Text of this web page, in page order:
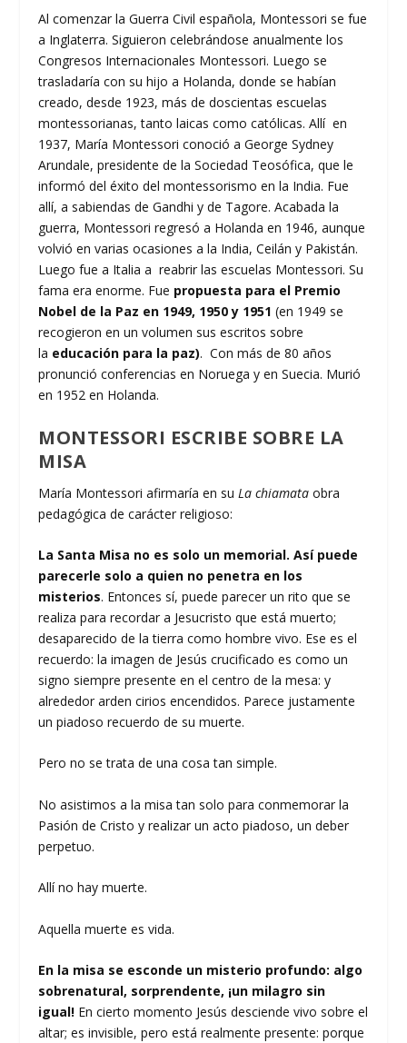
Al comenzar la Guerra Civil española, Montessori se fue
a Inglaterra. Siguieron celebrándose anualmente los
Congresos Internacionales Montessori. Luego se
trasladaría con su hijo a Holanda, donde se habían
creado, desde 1923, más de doscientas escuelas
montessorianas, tanto laicas como católicas. Allí en
1937, María Montessori conoció a George Sydney
Arundale, presidente de la Sociedad Teosófica, que le
informó del éxito del montessorismo en la India. Fue
allí, a sabiendas de Gandhi y de Tagore. Acabada la
guerra, Montessori regresó a Holanda en 1946, aunque
volvió en varias ocasiones a la India, Ceilán y Pakistán.
Luego fue a Italia a reabrir las escuelas Montessori. Su
fama era enorme. Fue propuesta para el Premio
Nobel de la Paz en 1949, 1950 y 1951 (en 1949 se
recogieron en un volumen sus escritos sobre
la educación para la paz). Con más de 80 años
pronunció conferencias en Noruega y en Suecia. Murió
en 1952 en Holanda.
MONTESSORI ESCRIBE SOBRE LA
MISA
María Montessori afirmaría en su La chiamataobra
pedagógica de carácter religioso:
La Santa Misa no es solo un memorial. Así puede
parecerle solo a quien no penetra en los
misterios. Entonces sí, puede parecer un rito que se
realiza para recordar a Jesucristo que está muerto;
desaparecido de la tierra como hombre vivo. Ese es el
recuerdo: la imagen de Jesús crucificado es como un
signo siempre presente en el centro de la mesa: y
alrededor arden cirios encendidos. Parece justamente
un piadoso recuerdo de su muerte.
Pero no se trata de una cosa tan simple.
No asistimos a la misa tan solo para conmemorar la
Pasión de Cristo y realizar un acto piadoso, un deber
perpetuo.
Allí no hay muerte.
Aquella muerte es vida.
En la misa se esconde un misterio profundo: algo
sobrenatural, sorprendente, ¡un milagro sin
igual! En cierto momento Jesús desciende vivo sobre el
altar; es invisible, pero está realmente presente: porque